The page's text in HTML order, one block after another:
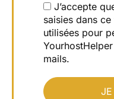
J’accepte
saisies dans
utilisées pour
mails.